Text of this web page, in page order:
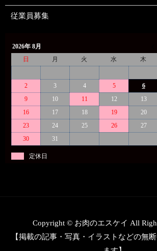
従業員募集
2026年 8月
日
月 火 水 木
2
3 4 5 6
9
10 11 12 13
16
17 18 19 20
23
24 25 26 27
30
31
定休日
Copyright © お肉のエスケイ All
【掲載の記事・写真・イラストなどの無